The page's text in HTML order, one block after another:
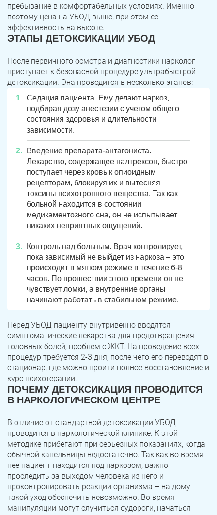
пребывание в комфортабельных условиях. Именно
поэтому цена на УБОД выше, при этом ее
эффективность на высоте.
ЭТАПЫ ДЕТОКСИКАЦИИ УБОД
После первичного осмотра и диагностики нарколог
приступает к безопасной процедуре ультрабыстрой
детоксикации. Она проводится в несколько этапов:
Седация пациента. Ему делают наркоз,
подбирая дозу анестезии с учетом общего
состояния здоровья и длительности
зависимости.
Введение препарата-антагониста.
Лекарство, содержащее налтрексон, быстро
поступает через кровь к опиоидным
рецепторам, блокируя их и вытесняя
токсины психотропного вещества. Так как
больной находится в состоянии
медикаментозного сна, он не испытывает
никаких неприятных ощущений.
Контроль над больным. Врач контролирует,
пока зависимый не выйдет из наркоза – это
происходит в мягком режиме в течение 6-8
часов. По прошествии этого времени он не
чувствует ломки, а внутренние органы
начинают работать в стабильном режиме.
Перед УБОД пациенту внутривенно вводятся
симптоматические лекарства для предотвращения
головных болей, проблем с ЖКТ. На проведение всех
процедур требуется 2-3 дня, после чего его переводят в
стационар, где можно пройти полное восстановление и
курс психотерапии.
ПОЧЕМУ ДЕТОКСИКАЦИЯ ПРОВОДИТСЯ
В НАРКОЛОГИЧЕСКОМ ЦЕНТРЕ
В отличие от стандартной детоксикации УБОД
проводится в наркологической клинике. К этой
методике прибегают при серьезных показаниях, когда
обычной капельницы недостаточно. Так как во время
нее пациент находится под наркозом, важно
проследить за выходом человека из него и
проконтролировать реакции организма – на дому
такой уход обеспечить невозможно. Во время
манипуляции могут случиться судороги, начаться
Записаться
Я ознакомлен и принимаюусловия работы сайта
Задать вопрос
Я ознакомлен и принимаю
Записаться
Я ознакомлен и принимаюусловия работы сайта
Юрюзань Верхнеуральск
Локомотивный Миньяр
Зауральский Межозерный
Катав-Ивановск Куса
Пласт Бакал
Усть-Катав Верхний Уфалей
Еманжелинск
Аша Трехгорный
Коркино Кыштым
Южноуральск Сатка
Чебаркуль Снежинск
Троицк Озерск
Копейск Миасс
Златоуст Магнитогорск
Записаться
Я ознакомлен и принимаюусловия работы сайта